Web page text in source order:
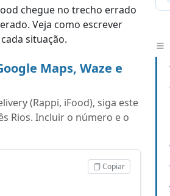
chegue no trecho errado
Veja como escrever
situação.
Maps, Waze e
(Rappi, iFood), siga este
Rios. Incluir o número e o
Copiar